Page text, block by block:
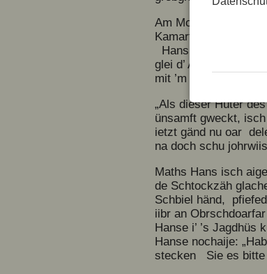
Am Moarge, um a
Kamartiir vum
Hans isch doa dr
glei d’ Amtsmiene
mit ’m Jule wie d’
„Als dieser Hüter
ünsamft gweckt,
ietzt gänd nu oar
na doch schu
Maths Hans isch
de Schtockzäh
Schbiel händ,
iibr an
Hanse i’ ’s
Hanse nochaije:
stecken Sie es bitte